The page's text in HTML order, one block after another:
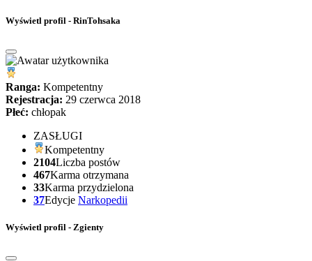
Wyświetl profil - RinTohsaka
Ranga: Kompetentny
Rejestracja: 29 czerwca 2018
Płeć: chłopak
ZASŁUGI
Kompetentny
2104Liczba postów
467Karma otrzymana
33Karma przydzielona
37Edycje Narkopedii
Wyświetl profil - Zgienty